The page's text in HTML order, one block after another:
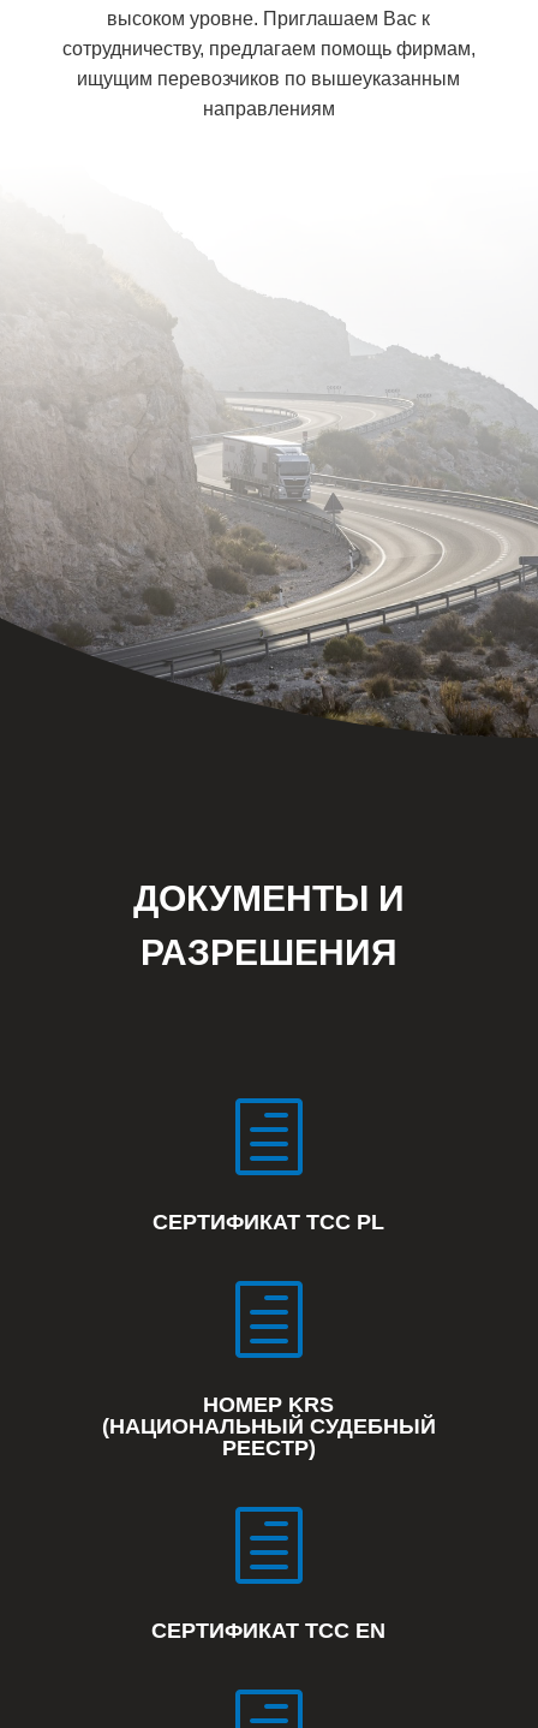
высоком уровне. Приглашаем Вас к
сотрудничеству, предлагаем помощь фирмам,
ищущим перевозчиков по вышеуказанным
направлениям
ДОКУМЕНТЫ И
РАЗРЕШЕНИЯ
h
СЕРТИФИКАТ TCC PL
h
НОМЕР KRS
(НАЦИОНАЛЬНЫЙ СУДЕБНЫЙ
РЕЕСТР)
h
СЕРТИФИКАТ TCC EN